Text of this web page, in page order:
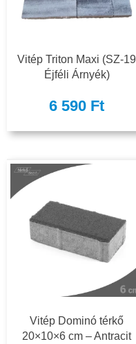
Vitép Triton Maxi (SZ-19
Éjféli Árnyék)
6 590 Ft
Vitép Dominó térkő
20×10×6 cm – Antracit